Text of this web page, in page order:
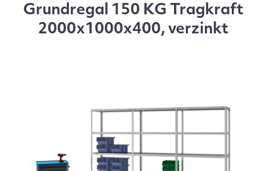
Grundregal 150 KG Tragkraft
2000x1000x400, verzinkt